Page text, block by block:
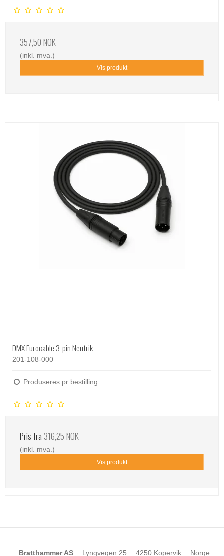
357,50 NOK
(inkl. mva.)
Vis produkt
DMX Eurocable 3-pin Neutrik
201-108-000
Produseres pr bestilling
Pris fra 316,25 NOK
(inkl. mva.)
Vis produkt
Bratthammer AS Lyngvegen 25 4250 Kopervik Norge